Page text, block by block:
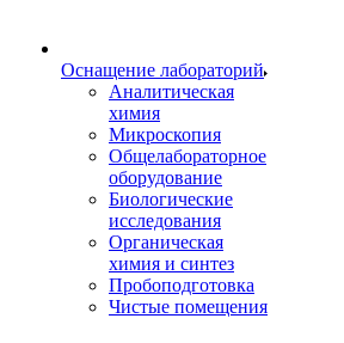
Оснащение лабораторий
Аналитическая
химия
Микроскопия
Общелабораторное
оборудование
Биологические
исследования
Органическая
химия и синтез
Пробоподготовка
Чистые помещения